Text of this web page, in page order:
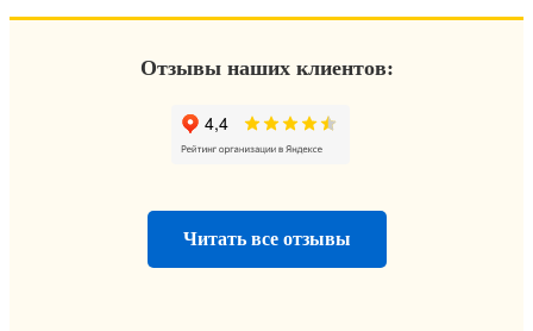
Отзывы наших клиентов:
Читать все отзывы